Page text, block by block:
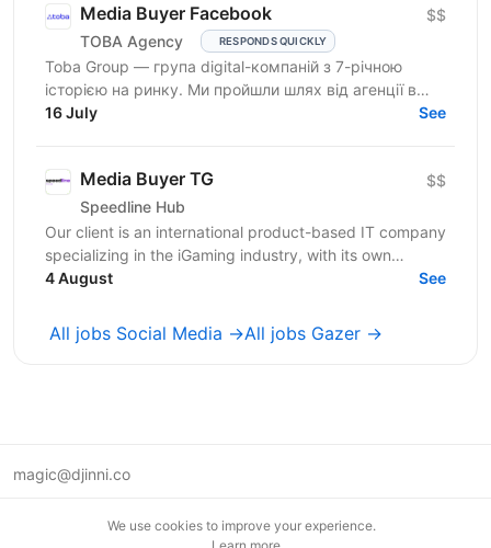
Media Buyer Facebook
TOBA Agency RESPONDS QUICKLY
$$
Toba Group — група digital-компаній з 7-річною
історією на ринку. Ми пройшли шлях від агенції в
Telegram-маркетингу до повноцінної екосистеми:
16 July See
Media Buyer TG
Speedline Hub
$$
Our client is an international product-based IT company
specializing in the iGaming industry, with its own
affiliate program and in-house products in online...
4 August See
All jobs Social Media →All jobs Gazer →
magic@djinni.co
We use cookies to improve your experience.